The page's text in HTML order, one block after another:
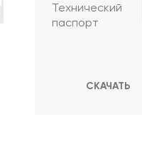
Технический
паспорт
СКАЧАТЬ